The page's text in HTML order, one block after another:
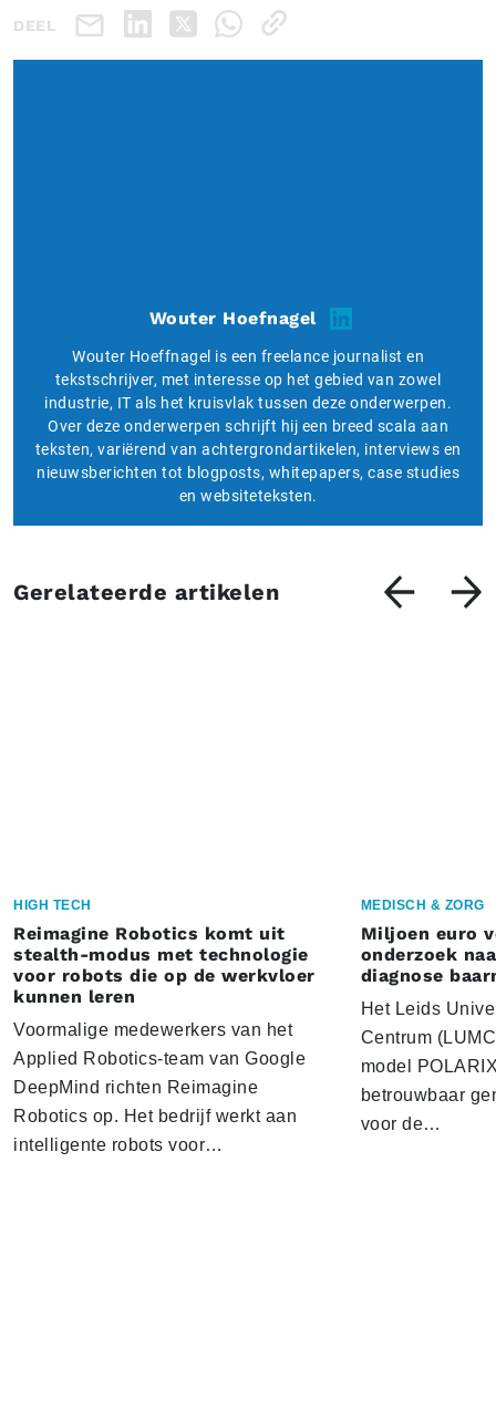
DEEL
Wouter Hoefnagel
Wouter Hoeffnagel is een freelance journalist en
tekstschrijver, met interesse op het gebied van zowel
industrie, IT als het kruisvlak tussen deze onderwerpen.
Over deze onderwerpen schrijft hij een breed scala aan
teksten, variërend van achtergrondartikelen, interviews en
nieuwsberichten tot blogposts, whitepapers, case studies
en websiteteksten.
Gerelateerde artikelen
HIGH TECH
Reimagine Robotics komt uit
stealth-modus met technologie
voor robots die op de werkvloer
kunnen leren
Voormalige medewerkers van het
Applied Robotics-team van Google
DeepMind richten Reimagine
Robotics op. Het bedrijf werkt aan
intelligente robots voor…
MEDISCH & ZORG
Miljoen euro
onderzoek
diagnose
Het Leids
Centrum
model
betrouwbaar
voor de…